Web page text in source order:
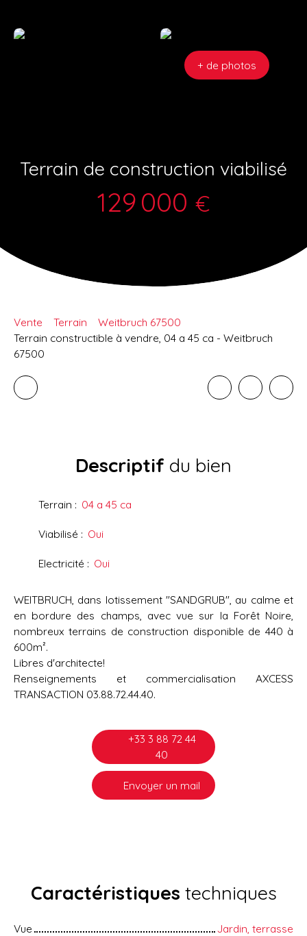
+ de photos
Terrain de construction viabilisé
129 000 €
Vente Terrain
Weitbruch 67500
Terrain constructible à vendre, 04 a 45 ca - Weitbruch
67500
Descriptif du bien
Terrain : 04 a 45 ca
Viabilisé : Oui
Electricité : Oui
WEITBRUCH, dans lotissement "SANDGRUB", au calme et
en bordure des champs, avec vue sur la Forêt Noire,
nombreux terrains de construction disponible de 440 à
600m².
Libres d'architecte!
Renseignements et commercialisation AXCESS
TRANSACTION 03.88.72.44.40.
+33 3 88 72 44
40
Envoyer un mail
Caractéristiques techniques
Vue
Jardin, terrasse